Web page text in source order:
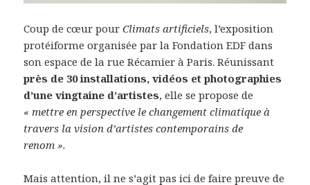
Coup de cœur pourClimats artificiels, l’exposition
protéiforme organisée par la Fondation EDF dans
son espace de la rue Récamier à Paris. Réunissant
près de 30 installations, vidéos et photographies
d’une vingtaine d’artistes, elle se propose de
« mettre en perspective le changement climatique à
travers la vision d’artistes contemporains de
renom ».
Mais attention, il ne s’agit pas ici de faire preuve de